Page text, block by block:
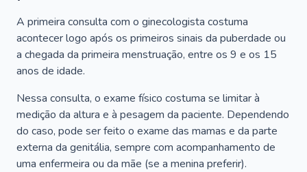
A primeira consulta com o ginecologista costuma
acontecer logo após os primeiros sinais da puberdade ou
a chegada da primeira menstruação, entre os 9 e os 15
anos de idade.
Nessa consulta, o exame físico costuma se limitar à
medição da altura e à pesagem da paciente. Dependendo
do caso, pode ser feito o exame das mamas e da parte
externa da genitália, sempre com acompanhamento de
uma enfermeira ou da mãe (se a menina preferir).